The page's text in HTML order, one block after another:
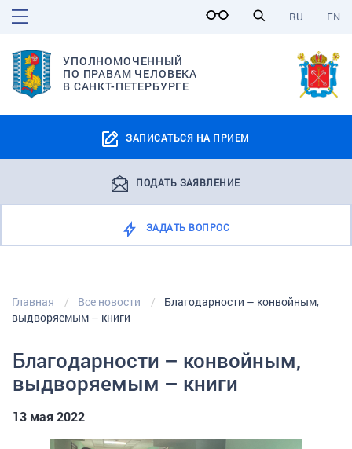
EN
RU
УПОЛНОМОЧЕННЫЙ
ПО ПРАВАМ ЧЕЛОВЕКА
В САНКТ-ПЕТЕРБУРГЕ
ЗАПИСАТЬСЯ НА ПРИЕМ
ПОДАТЬ ЗАЯВЛЕНИЕ
ЗАДАТЬ ВОПРОС
Главная Все новости
Благодарности – конвойным,
выдворяемым – книги
Благодарности – конвойным,
выдворяемым – книги
13 мая 2022